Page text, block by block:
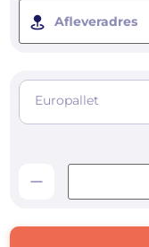
Afleveradres
Europallet